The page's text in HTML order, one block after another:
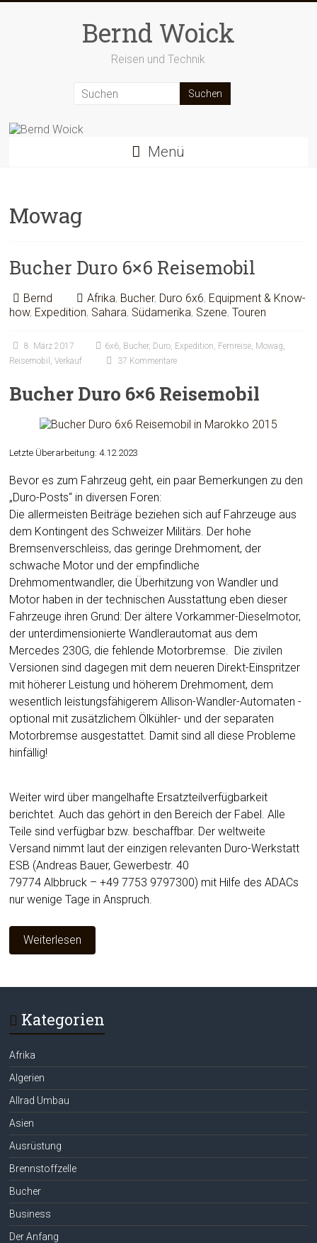
Bernd Woick
Reisen und Technik
Menü
Mowag
Bucher Duro 6×6 Reisemobil
Bernd Afrika, Bucher, Duro 6x6, Equipment & Know-
how, Expedition, Sahara, Südamerika, Szene,Touren
8. März 2017 6x6, Bucher, Duro, Expedition, Fernreise, Mowag,
Reisemobil ,Verkauf 37 Kommentare
Bucher Duro 6×6 Reisemobil
Letzte Überarbeitung: 4.12.2023
Bevor es zum Fahrzeug geht, ein paar Bemerkungen zu den
„Duro-Posts“ in diversen Foren:
Die allermeisten Beiträge beziehen sich auf Fahrzeuge aus
dem Kontingent des Schweizer Militärs. Der hohe
Bremsenverschleiss, das geringe Drehmoment, der
schwache Motor und der empfindliche
Drehmomentwandler, die Überhitzung von Wandler und
Motor haben in der technischen Ausstattung eben dieser
Fahrzeuge ihren Grund: Der ältere Vorkammer-Dieselmotor,
der unterdimensionierte Wandlerautomat aus dem
Mercedes 230G, die fehlende Motorbremse. Die zivilen
Versionen sind dagegen mit dem neueren Direkt-Einspritzer
mit höherer Leistung und höherem Drehmoment, dem
wesentlich leistungsfähigerem Allison-Wandler-Automaten -
optional mit zusätzlichem Ölkühler- und der separaten
Motorbremse ausgestattet. Damit sind all diese Probleme
hinfällig!
Weiter wird über mangelhafte Ersatzteilverfügbarkeit
berichtet. Auch das gehört in den Bereich der Fabel. Alle
Teile sind verfügbar bzw. beschaffbar. Der weltweite
Versand nimmt laut der einzigen relevanten Duro-Werkstatt
ESB (Andreas Bauer, Gewerbestr. 40
79774 Albbruck – +49 7753 9797300) mit Hilfe des ADACs
nur wenige Tage in Anspruch.
Weiterlesen
Kategorien
Afrika
Algerien
Allrad Umbau
Asien
Ausrüstung
Brennstoffzelle
Bucher
Business
Der Anfang